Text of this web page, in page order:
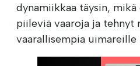
dynamiikkaa täysin,
piileviä vaaroja ja tehnyt
vaarallisempia uimareille